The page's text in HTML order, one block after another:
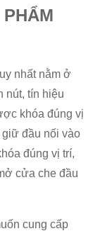
nhất nằm ở
nút, tín hiệu
khóa đúng vị
giữ đầu nối vào
đúng vị trí,
cửa che đầu
cung cấp